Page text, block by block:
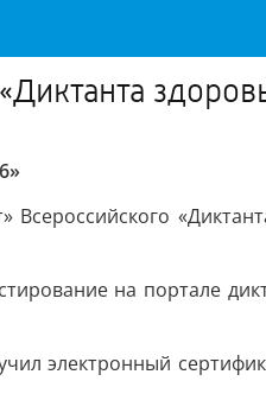
на портале
электронный